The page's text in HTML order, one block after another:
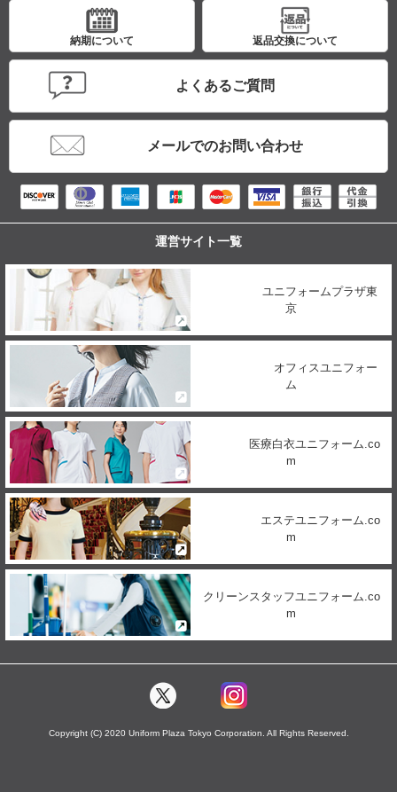
納期について 返品交換について
よくあるご質問
メールでのお問い合わせ
運営サイト一覧
ユニフォームプラザ東
京
オフィスユニフォー
ム
医療白衣ユニフォーム.co
m
エステユニフォーム.co
m
クリーンスタッフユニフォーム.co
m
Copyright (C) 2020 Uniform Plaza Tokyo Corporation. All Rights Reserved.